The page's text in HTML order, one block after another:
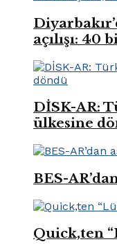
açılışı: 40
DİSK-AR:
ülkesine
BES-
Quick,ten